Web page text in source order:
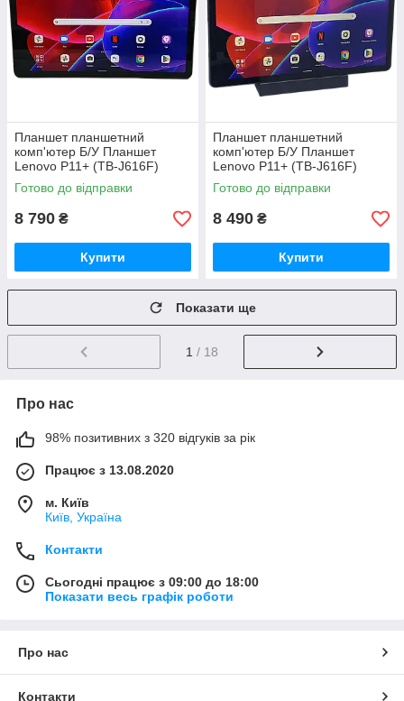
Планшет планшетний
комп'ютер Б/У Планшет
Lenovo P11+ (TB-J616F)
Case+Pen+Bundle W 4/128
Готово до відправки
8 790 ₴
Купити
Планшет планшетний
комп'ютер Б/У Планшет
Lenovo P11+ (TB-J616F)
Case+Pen+Bundle W 4/128
Готово до відправки
8 490 ₴
Купити
Показати ще
1 / 18
Про нас
98% позитивних з 320 відгуків за рік
Працює з 13.08.2020
м. Київ
Київ, Україна
Контакти
Сьогодні працює з 09:00 до 18:00
Показати весь графік роботи
Про нас
Контакти